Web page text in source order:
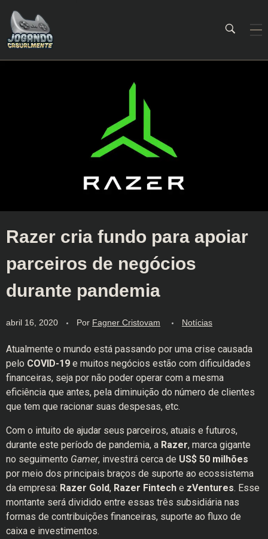
Razer cria fundo para apoiar
parceiros de negócios
durante pandemia
abril 16, 2020 Por Fagner Cristovam Notícias
Atualmente o mundo está passando por uma crise causada
pelo COVID-19 e muitos negócios estão com dificuldades
financeiras, seja por não poder operar com a mesma
eficiência que antes, pela diminuição do número de clientes
que tem que racionar suas despesas, etc.
Com o intuito de ajudar seus parceiros, atuais e futuros,
durante este período de pandemia, a Razer, marca gigante
no seguimento Gamer, investirá cerca de US$ 50 milhões
por meio dos principais braços de suporte ao ecossistema
da empresa: Razer Gold, Razer Fintech e zVentures. Esse
montante será dividido entre essas três subsidiária nas
formas de contribuições financeiras, suporte ao fluxo de
caixa e investimentos.